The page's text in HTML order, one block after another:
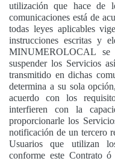
utilización que hace de
comunicaciones está de
todas leyes aplicables
instrucciones escritas y
MINUMEROLOCAL
suspender los Servicios
transmitido en dichas
determina a su sola
acuerdo con los
interfieren con la
proporcionarle los
notificación de un tercero
Usuarios que utilizan
conforme este Contrato